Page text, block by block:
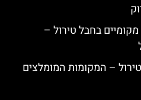
בחבל טירול –
– המקומות המומלצים